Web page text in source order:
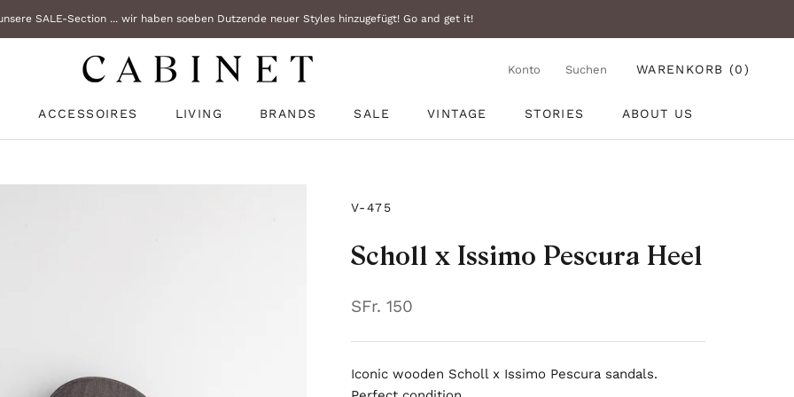
SALE-Section ... wir haben soeben Dutzende neuer Styles hinzugefügt! Go and get it!
ACCESSOIRES LIVING BRANDS
SALE
VINTAGE
STORIES
ABOUT US
Konto Suchen WARENKORB (0)
V-475
Scholl x Issimo Pescura Heel
SFr. 150
Iconic wooden Scholl x Issimo Pescura sandals.